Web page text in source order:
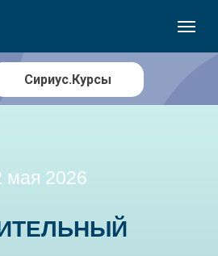
Сириус.Курсы
мая 2026